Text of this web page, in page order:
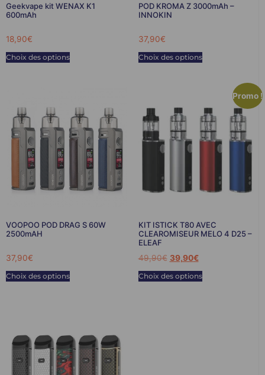
Geekvape kit WENAX K1
600mAh
18,90€
Choix des options
POD KROMA Z 3000mAh –
INNOKIN
37,90€
Choix des options
VOOPOO POD DRAG S 60W
2500mAH
37,90€
Choix des options
Promo !
KIT ISTICK T80 AVEC
CLEAROMISEUR MELO 4 D25 –
ELEAF
49,90€ 39,90€
Choix des options